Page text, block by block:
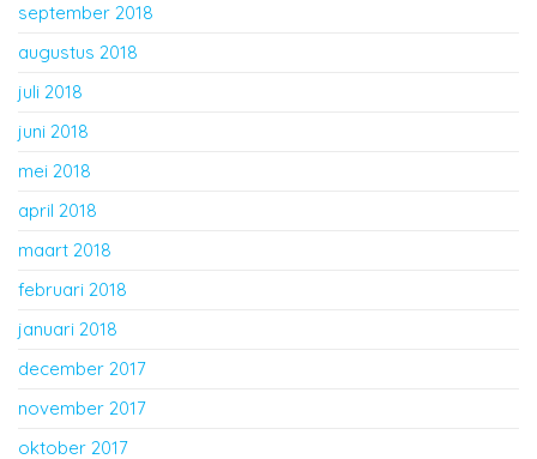
september 2018
augustus 2018
juli 2018
juni 2018
mei 2018
april 2018
maart 2018
februari 2018
januari 2018
december 2017
november 2017
oktober 2017